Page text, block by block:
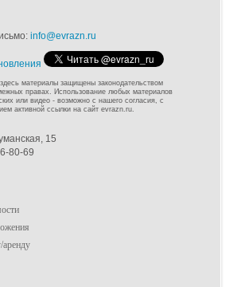
info@evrazn.ru
материалы защищены законодательством
правах. Использование любых материалов
или видео - возможно с нашего согласия, с
активной ссылки на сайт evrazn.ru.
15
80-69
аренду